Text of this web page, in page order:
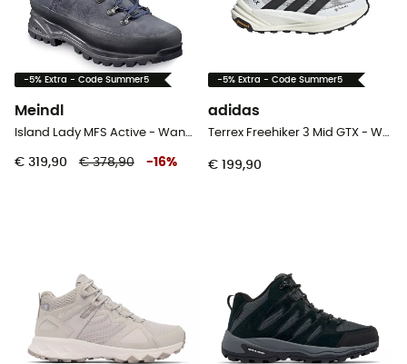
-5% Extra - Code Summer5
Meindl
Island Lady MFS Active - Wandelschoenen Dames
€ 319,90 € 378,90 -16%
-5% Extra - Code Summer5
adidas
Terrex Freehiker 3 Mid GTX - Wandelschoenen - Dames
€ 199,90